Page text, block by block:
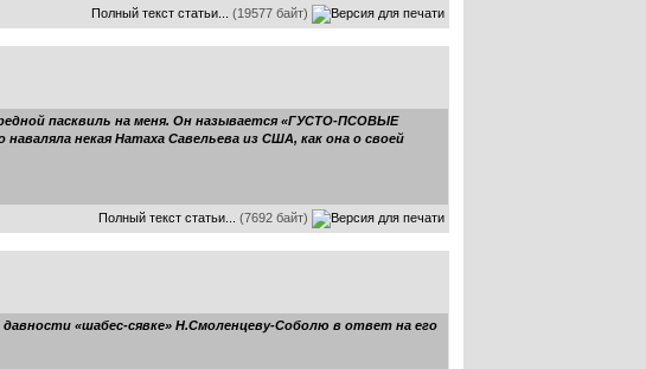
Полный текст статьи... (19577 байт)
пасквиль на меня. Он называется «ГУСТО-ПСОВЫЕ
некая Натаха Савельева из США, как она о своей
Полный текст статьи... (7692 байт)
«шабес-сявке» Н.Смоленцеву-Соболю в ответ на его